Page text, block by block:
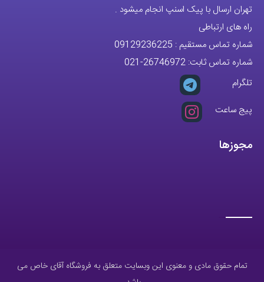
تهران ارسال با پیک اسنپ انجام میشود .
راه های ارتباطی
شماره تماس مستقیم : 09129236225
شماره تماس ثابت: 26746972
-021
تلگرام
پیج ساعت
مجوزها
تمام حقوق مادی و معنوی این وبسایت متعلق به فروشگاه آقای خاص می